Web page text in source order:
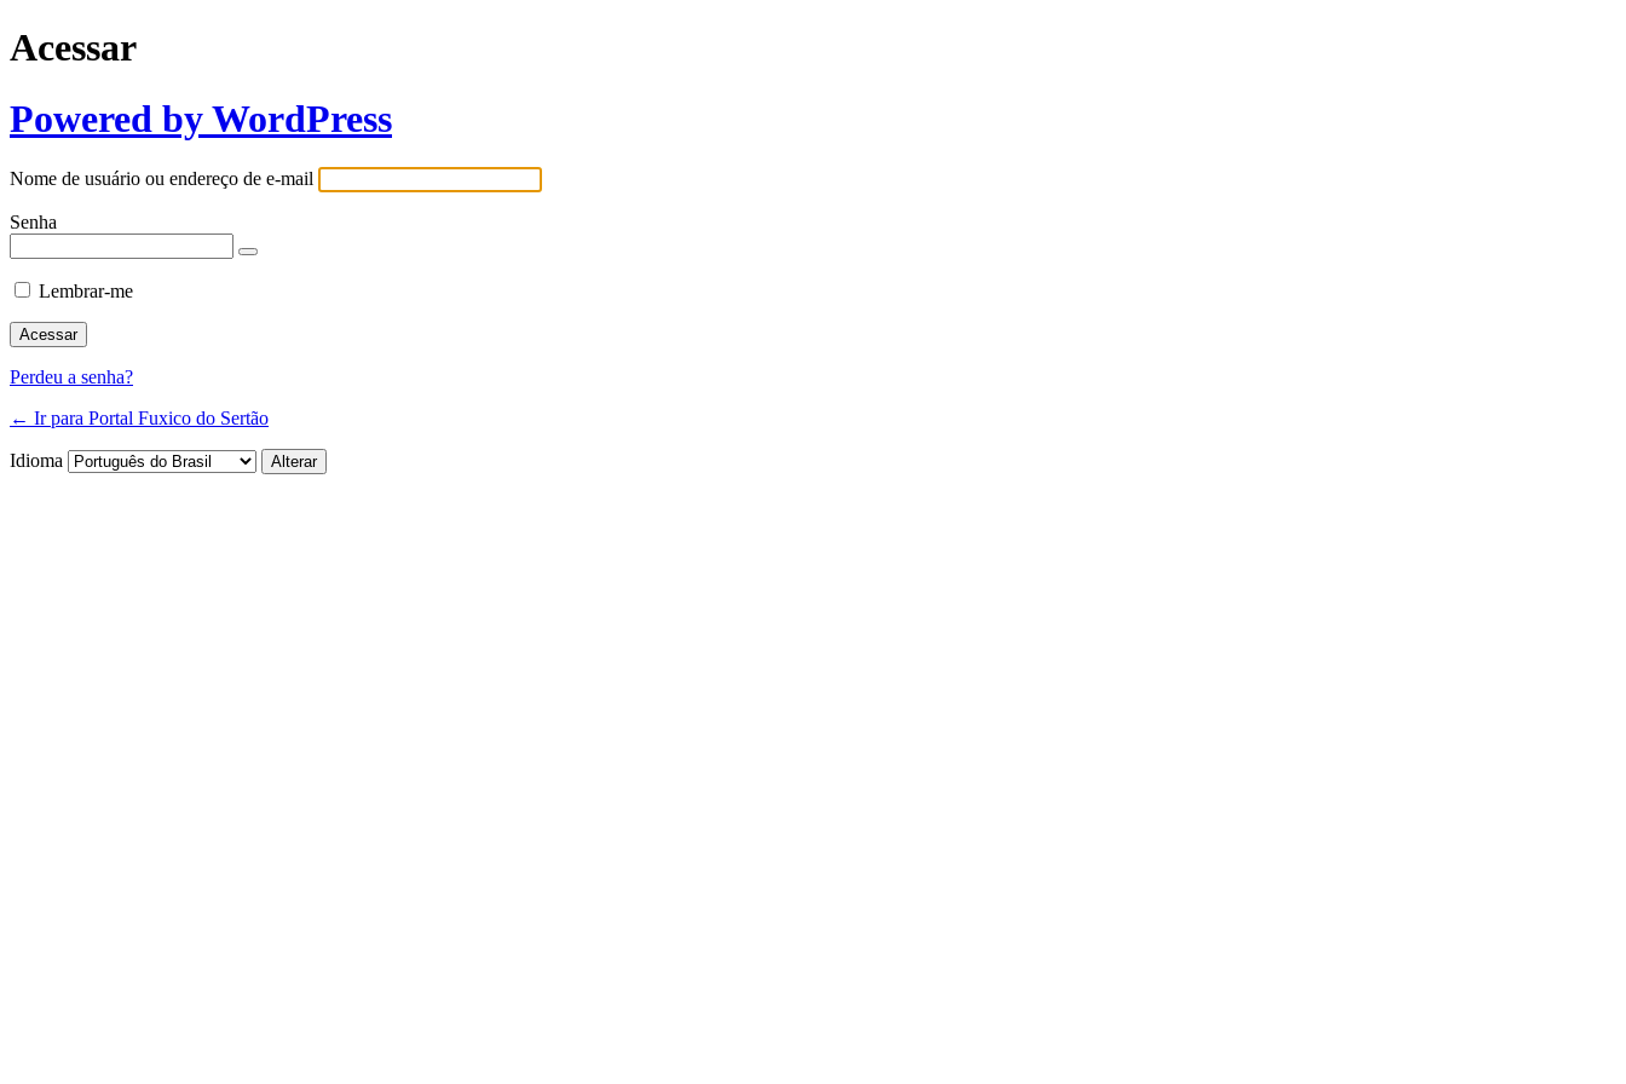
Acessar
Powered by WordPress
Nome de usuário ou endereço de e-mail
Senha
Lembrar-me
Perdeu a senha?
← Ir para Portal Fuxico do Sertão
Idioma